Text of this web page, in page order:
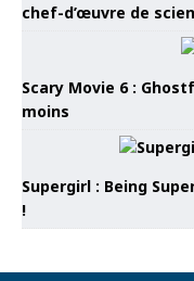
chef-d’œuvre de
Scary Movie 6 :
moins
Supergirl : Being
!